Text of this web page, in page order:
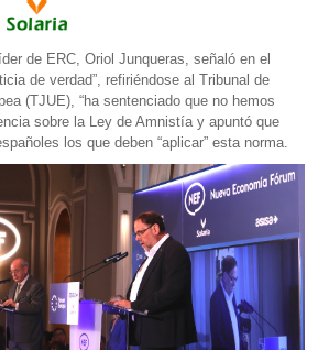
de ERC, Oriol Junqueras, señaló en el
de verdad”, refiriéndose al Tribunal de
(TJUE), “ha sentenciado que no hemos
sobre la Ley de Amnistía y apuntó que
los que deben “aplicar” esta norma.